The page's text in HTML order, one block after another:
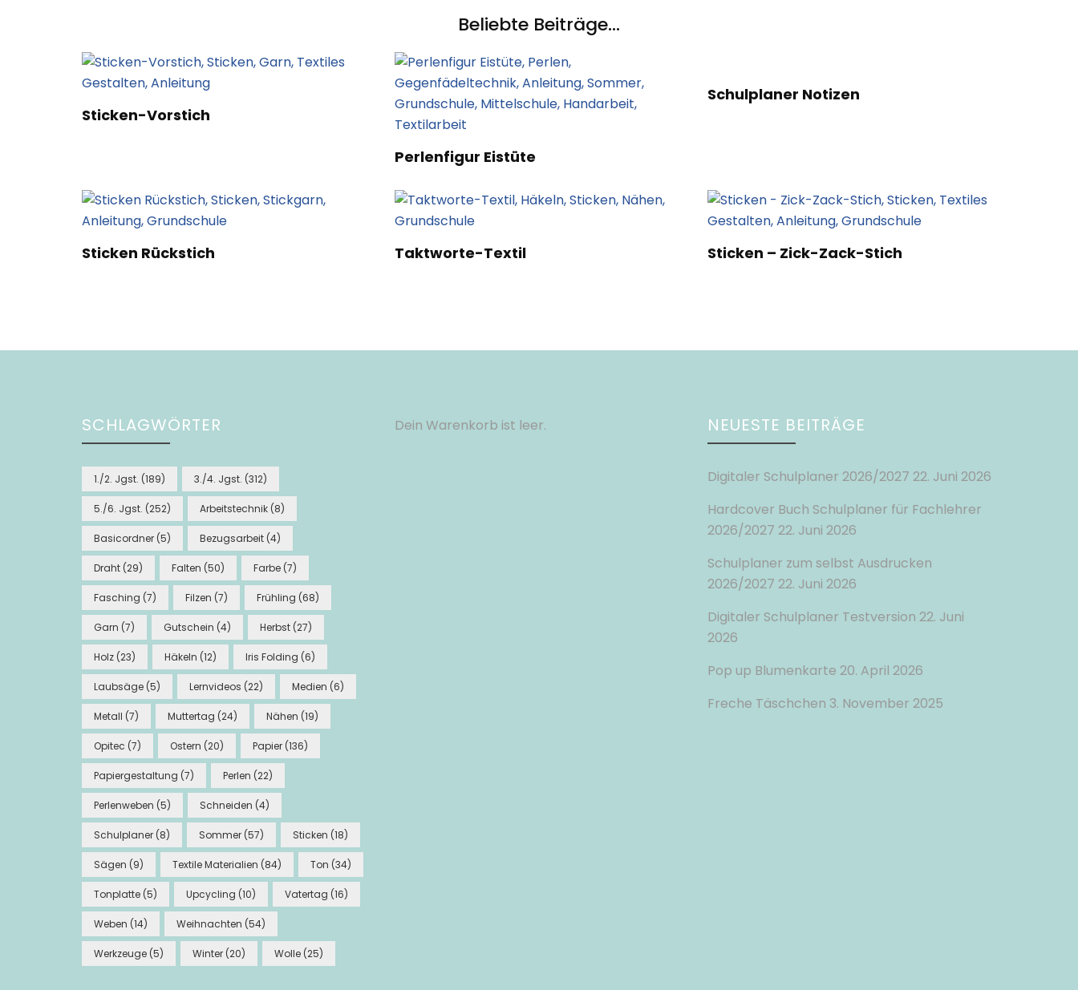
Beliebte Beiträge...
Sticken-Vorstich
Perlenfigur Eistüte
Schulplaner Notizen
Sticken Rückstich Taktworte-Textil Sticken – Zick-Zack-Stich
SCHLAGWÖRTER
1./2. Jgst. (189) 3./4. Jgst. (312)
5./6. Jgst. (252) Arbeitstechnik (8)
Basicordner (5) Bezugsarbeit (4)
Draht (29) Falten (50) Farbe (7)
Fasching (7) Filzen (7) Frühling (68)
Garn (7) Gutschein (4) Herbst (27)
Holz (23) Häkeln (12) Iris Folding (6)
Laubsäge (5) Lernvideos (22) Medien (6)
Metall (7) Muttertag (24) Nähen (19)
Opitec (7) Ostern (20) Papier (136)
Papiergestaltung (7) Perlen (22)
Perlenweben (5) Schneiden (4)
Schulplaner (8) Sommer (57) Sticken (18)
Sägen (9) Textile Materialien (84) Ton (34)
Tonplatte (5) Upcycling (10) Vatertag (16)
Weben (14) Weihnachten (54)
Werkzeuge (5) Winter (20) Wolle (25)
Dein Warenkorb ist leer. NEUESTE BEITRÄGE
Digitaler Schulplaner 2026/2027 22. Juni 2026
Hardcover Buch Schulplaner für Fachlehrer
2026/2027 22. Juni 2026
Schulplaner zum selbst Ausdrucken
2026/2027 22. Juni 2026
Digitaler Schulplaner Testversion 22. Juni
2026
Pop up Blumenkarte 20. April 2026
Freche Täschchen 3. November 2025